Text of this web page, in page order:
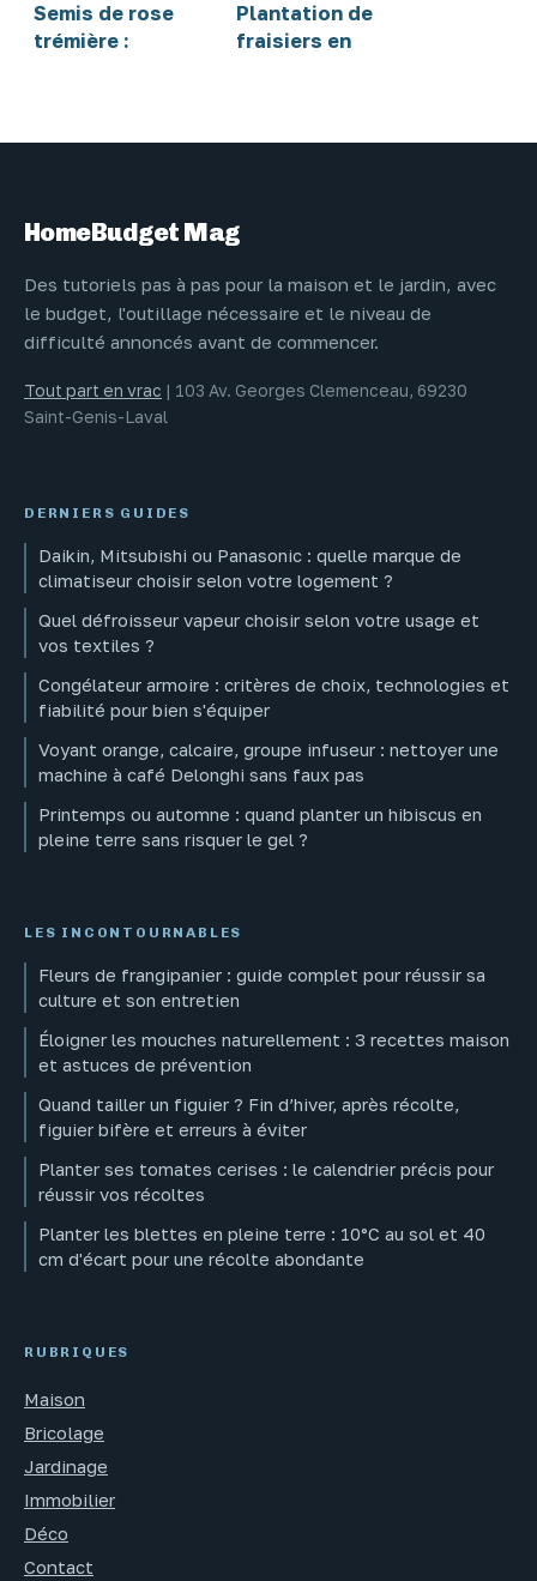
Semis de rose
trémière :
Plantation de
fraisiers en
HomeBudget Mag
Des tutoriels pas à pas pour la maison et le jardin, avec
le budget, l'outillage nécessaire et le niveau de
difficulté annoncés avant de commencer.
Tout part en vrac | 103 Av. Georges Clemenceau, 69230
Saint-Genis-Laval
DERNIERS GUIDES
Daikin, Mitsubishi ou Panasonic : quelle marque de
climatiseur choisir selon votre logement ?
Quel défroisseur vapeur choisir selon votre usage et
vos textiles ?
Congélateur armoire : critères de choix, technologies et
fiabilité pour bien s'équiper
Voyant orange, calcaire, groupe infuseur : nettoyer une
machine à café Delonghi sans faux pas
Printemps ou automne : quand planter un hibiscus en
pleine terre sans risquer le gel ?
LES INCONTOURNABLES
Fleurs de frangipanier : guide complet pour réussir sa
culture et son entretien
Éloigner les mouches naturellement : 3 recettes maison
et astuces de prévention
Quand tailler un figuier ? Fin d’hiver, après récolte,
figuier bifère et erreurs à éviter
Planter ses tomates cerises : le calendrier précis pour
réussir vos récoltes
Planter les blettes en pleine terre : 10°C au sol et 40
cm d'écart pour une récolte abondante
RUBRIQUES
Maison
Bricolage
Jardinage
Immobilier
Déco
Contact